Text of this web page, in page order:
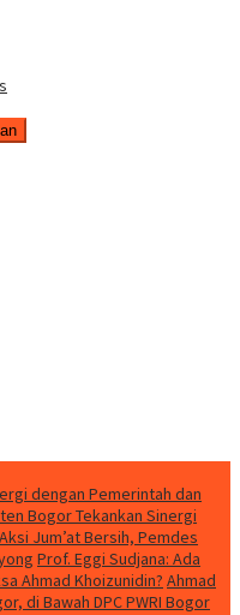
dengan Pemerintah dan
Bogor Tekankan Sinergi
Aksi Jum’at Bersih, Pemdes
Prof. Eggi Sudjana: Ada
Ahmad Khoizunidin? Ahmad
di Bawah DPC PWRI Bogor